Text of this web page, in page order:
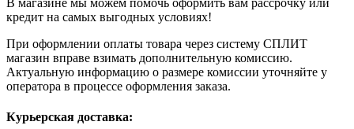
кредит на самых выгодных условиях!
При оформлении оплаты товара через систему СПЛИТ
магазин вправе взимать дополнительную комиссию.
Актуальную информацию о размере комиссии уточняйте у
оператора в процессе оформления заказа.
Курьерская доставка: